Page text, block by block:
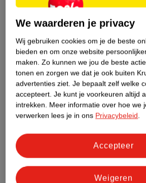
Over dit product
Productinformatie
Etiketinformatie
Nature Impact Score
Dit product heeft
Impact Score.
Bestel & Bezorginformatie
We waarderen je privacy
Wij gebruiken cookies om je de beste
bieden en om onze website
maken. Zo kunnen we jou de beste
tonen en zorgen we dat je ook buiten
advertenties ziet. Je bepaalt zelf welke
accepteert. Je kunt je voorkeuren altijd
intrekken. Meer informatie over hoe we
verwerken lees je in ons Privacybeleid.
Weigeren
Accepteer